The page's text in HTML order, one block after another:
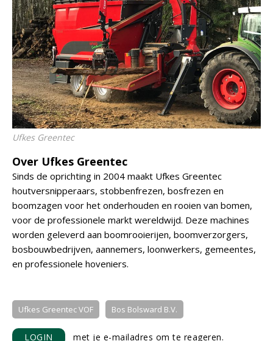
Ufkes Greentec
Over Ufkes Greentec
Sinds de oprichting in 2004 maakt Ufkes Greentec
houtversnipperaars, stobbenfrezen, bosfrezen en
boomzagen voor het onderhouden en rooien van bomen,
voor de professionele markt wereldwijd. Deze machines
worden geleverd aan boomrooierijen, boomverzorgers,
bosbouwbedrijven, aannemers, loonwerkers, gemeentes,
en professionele hoveniers.
Ufkes Greentec VOF Bos Bolsward B.V.
LOGIN met je e-mailadres om te reageren.